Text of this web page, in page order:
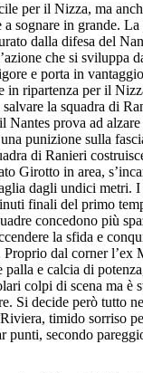
per il Nizza, ma
sognare in grande.
dalla difesa del
che si sviluppa
e porta in
in ripartenza per il
la squadra di
Nantes prova ad
punizione sulla
di Ranieri
Girotto in area,
dagli undici metri.
finali del primo
concedono più
la sfida e
Proprio dal corner l’ex
e calcia di
colpi di scena ma è
Si decide però tutto
timido sorriso
punti, secondo